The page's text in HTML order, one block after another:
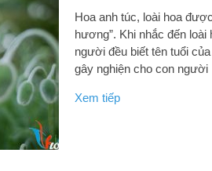
Hoa anh túc, loài hoa
hương”. Khi nhắc đến
người đều biết tên tuổi
gây nghiện cho con
Xem tiếp